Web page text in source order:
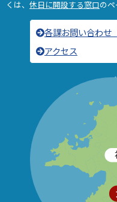
くは、 休日に開設する窓口のペ
各課お問い合わせ
アクセス